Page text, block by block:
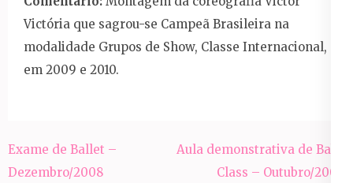
Victória que sagrou-se Campeã Brasileira na
modalidade Grupos de Show, Classe Internacional,
em 2009 e 2010.
Navegação
de
Exame de Ballet –
Dezembro/2008
Aula demonstrativa de Baby
Class – Outubro/2009